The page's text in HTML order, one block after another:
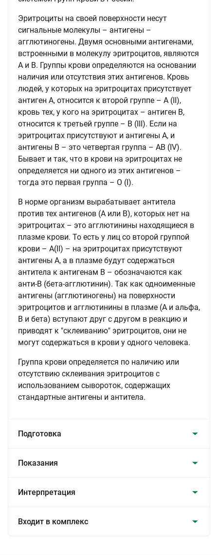
Эритроциты на своей поверхности несут
сигнальные молекулы – антигены –
агглютиногены. Двумя основными антигенами,
встроенными в молекулу эритроцитов, являются
А и В. Группы крови определяются на основании
наличия или отсутствия этих антигенов. Кровь
людей, у которых на эритроцитах присутствует
антиген А, относится к второй группе – A (II),
кровь тех, у кого на эритроцитах – антиген В,
относится к третьей группе – B (III). Если на
эритроцитах присутствуют и антигены А, и
антигены В – это четвертая группа – AB (IV).
Бывает и так, что в крови на эритроцитах не
определяется ни одного из этих антигенов –
тогда это первая группа – O (I).
В норме организм вырабатывает антитела
против тех антигенов (А или В), которых нет на
эритроцитах – это агглютинины находящиеся в
плазме крови. То есть у лиц со второй группой
крови – А(II) – на эритроцитах присутствуют
антигены A, а в плазме будут содержаться
антитела к антигенам В – обозначаются как
анти-B (бета-агглютинин). Так как одноименные
антигены (агглютиногены) на поверхности
эритроцитов и агглютинины в плазме (A и альфа,
B и бета) вступают друг с другом в реакцию и
приводят к "склеиванию" эритроцитов, они не
могут содержаться в крови у одного человека.
Группа крови определяется по наличию или
отсутствию склеивания эритроцитов с
использованием сывороток, содержащих
стандартные антигены и антитела.
Подготовка
Показания
Интерпретация
Входит в комплекс